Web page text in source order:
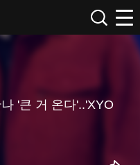
'큰 거 온다'..'XYO